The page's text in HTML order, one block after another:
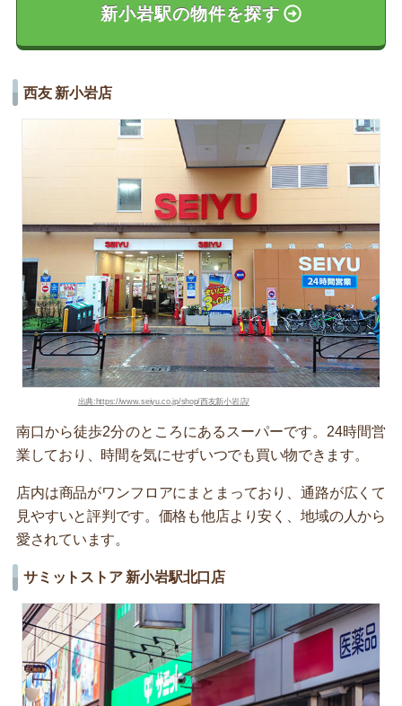
新小岩駅の物件を探す
西友 新小岩店
出典:https://www.seiyu.co.jp/shop/西友新小岩店/
南口から徒歩2分のところにあるスーパーです。24時間営
業しており、時間を気にせずいつでも買い物できます。
店内は商品がワンフロアにまとまっており、通路が広くて
見やすいと評判です。価格も他店より安く、地域の人から
愛されています。
サミットストア 新小岩駅北口店